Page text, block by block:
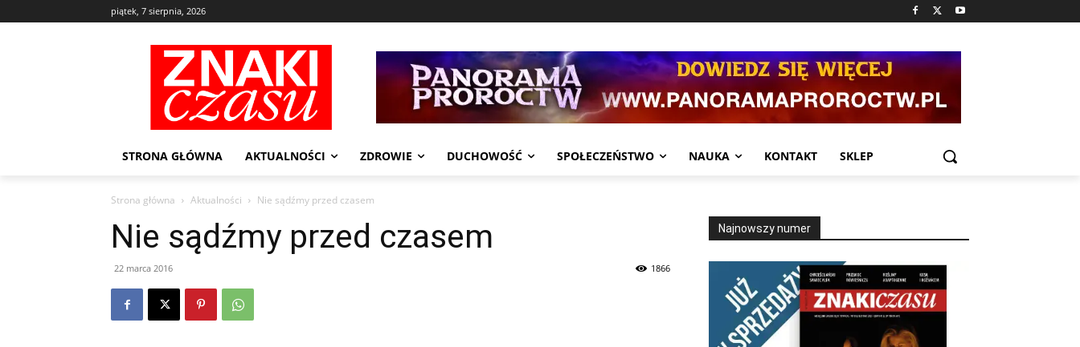
piątek, 7 sierpnia, 2026
STRONA GŁÓWNA AKTUALNOŚCI ZDROWIE DUCHOWOŚĆ SPOŁECZEŃSTWO NAUKA KONTAKT SKLEP
Strona główna Aktualności Nie sądźmy przed czasem
Nie sądźmy przed czasem
22 marca 2016 1866
Najnowszy numer